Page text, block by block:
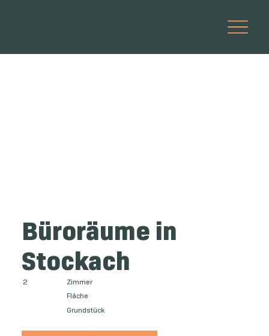
Büroräume in
Stockach
2
Zimmer
Fläche
Grundstück